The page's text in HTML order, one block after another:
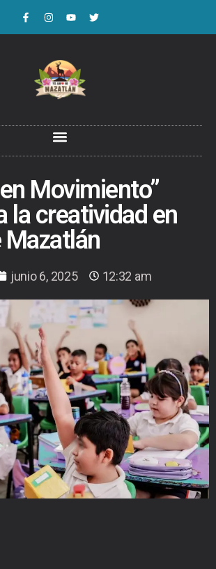
Movimiento”
la creatividad en
Mazatlán
junio 6, 2025 12:32 am